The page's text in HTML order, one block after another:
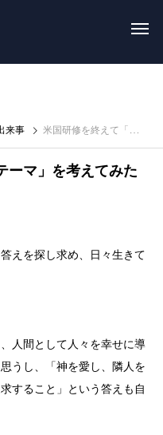
来事 米国研修を終えて「究極のテーマ」を考えてみた
ーマ」を考えてみた
えを探し求め、日々生きて
人間として人々を幸せに導
うし、「神を愛し、隣人を
すること」という答えも自